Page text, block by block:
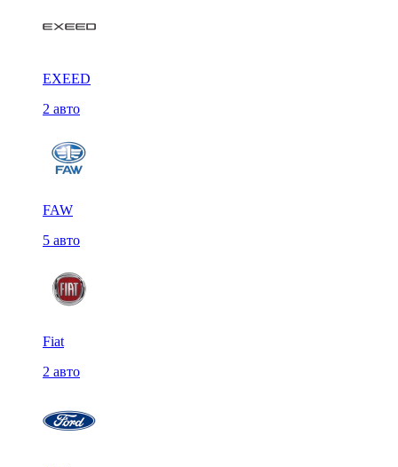
EXEED
2 авто
FAW
5 авто
Fiat
2 авто